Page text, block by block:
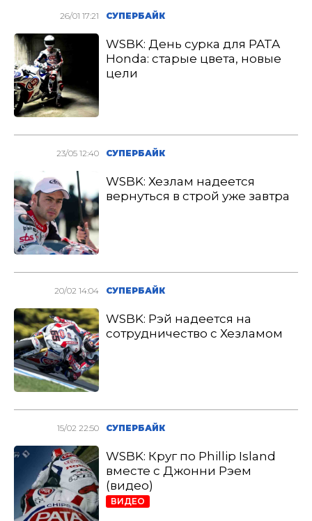
26/01 17:21 СУПЕРБАЙК
WSBK: День сурка для PATA
Honda: старые цвета, новые
цели
23/05 12:40 СУПЕРБАЙК
WSBK: Хезлам надеется
вернуться в строй уже завтра
20/02 14:04 СУПЕРБАЙК
WSBK: Рэй надеется на
сотрудничество с Хезламом
15/02 22:50 СУПЕРБАЙК
WSBK: Круг по Phillip Island
вместе с Джонни Рэем
(видео)
ВИДЕО